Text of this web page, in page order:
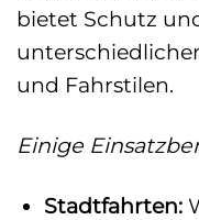
bietet Schutz
und Fahrstilen.
Einige
Stadtfahrten: